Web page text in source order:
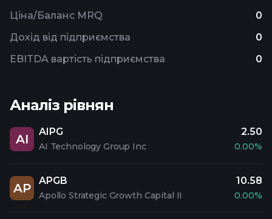
Ціна/Баланс MRQ
0
Дохід від підприємства
0
EBITDA вартість підприємства
0
Аналіз рівнян
AI
AIPG
AI Technology Group Inc
2.50
0.00%
AP
APGB
Apollo Strategic Growth Capital II
10.58
0.00%